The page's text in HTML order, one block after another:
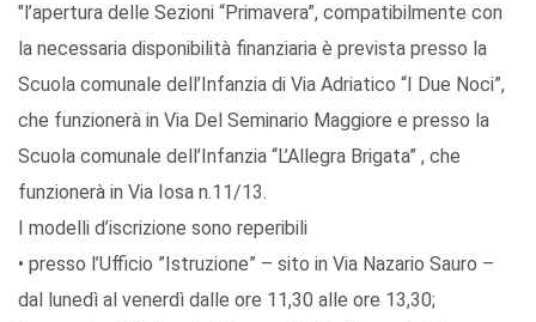
"l’apertura delle Sezioni “Primavera”, compatibilmente con
la necessaria disponibilità finanziaria è prevista presso la
Scuola comunale dell’Infanzia di Via Adriatico “I Due Noci”,
che funzionerà in Via Del Seminario Maggiore e presso la
Scuola comunale dell’Infanzia “L’Allegra Brigata” , che
funzionerà in Via Iosa n.11/13.
I modelli d’iscrizione sono reperibili
• presso l’Ufficio ”Istruzione” – sito in Via Nazario Sauro –
dal lunedì al venerdì dalle ore 11,30 alle ore 13,30;